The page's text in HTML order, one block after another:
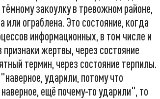
закоулку в тревожном районе,
или ограблена. Это состояние, когда
информационных, в том числе и
жертвы, через состояние
термин, через состояние терпилы.
ударили, потому что
ещё почему-то ударили", то